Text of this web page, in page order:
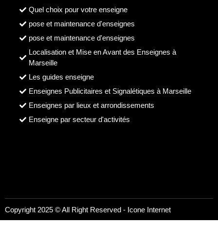
Quel choix pour votre enseigne
pose et maintenance d'enseignes
pose et maintenance d'enseignes
Localisation et Mise en Avant des Enseignes à
Marseille
Les guides enseigne
Enseignes Publicitaires et Signalétiques à Marseille
Enseignes par lieux et arrondissements
Enseigne par secteur d'activités
Copyright 2025 © All Right Reserved - Icone Internet